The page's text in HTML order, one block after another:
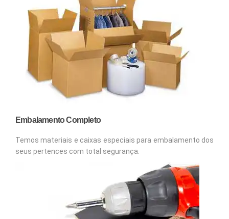
Embalamento Completo
Temos materiais e caixas especiais para embalamento dos
seus pertences com total segurança.